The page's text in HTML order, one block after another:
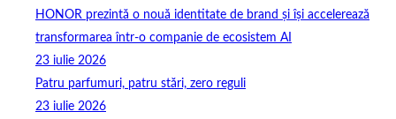
HONOR prezintă o nouă identitate de brand și își accelerează
transformarea într-o companie de ecosistem AI
23 iulie 2026
Patru parfumuri, patru stări, zero reguli
23 iulie 2026